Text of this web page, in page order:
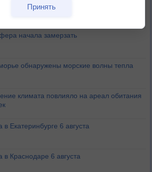
построит маршрут через тень
начала замерзать
обнаружены морские волны тепла
климата повлияло на ареал обитания
в Екатеринбурге 6 августа
в Краснодаре 6 августа
Принять